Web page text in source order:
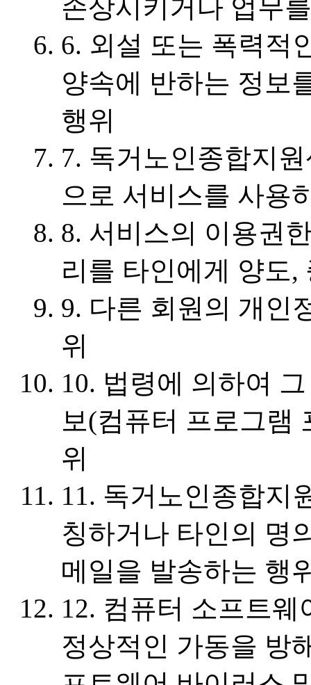
손상시키거나 업무
6. 외설 또는 폭력적
양속에 반하는 정보
행위
7. 독거노인종합지
으로 서비스를 사용
8. 서비스의 이용권
리를 타인에게 양도,
9. 다른 회원의 개인
위
10. 법령에 의하여
보(컴퓨터 프로그램
위
11. 독거노인종합지
칭하거나 타인의 명
메일을 발송하는 행
12. 컴퓨터 소프트
정상적인 가동을 방